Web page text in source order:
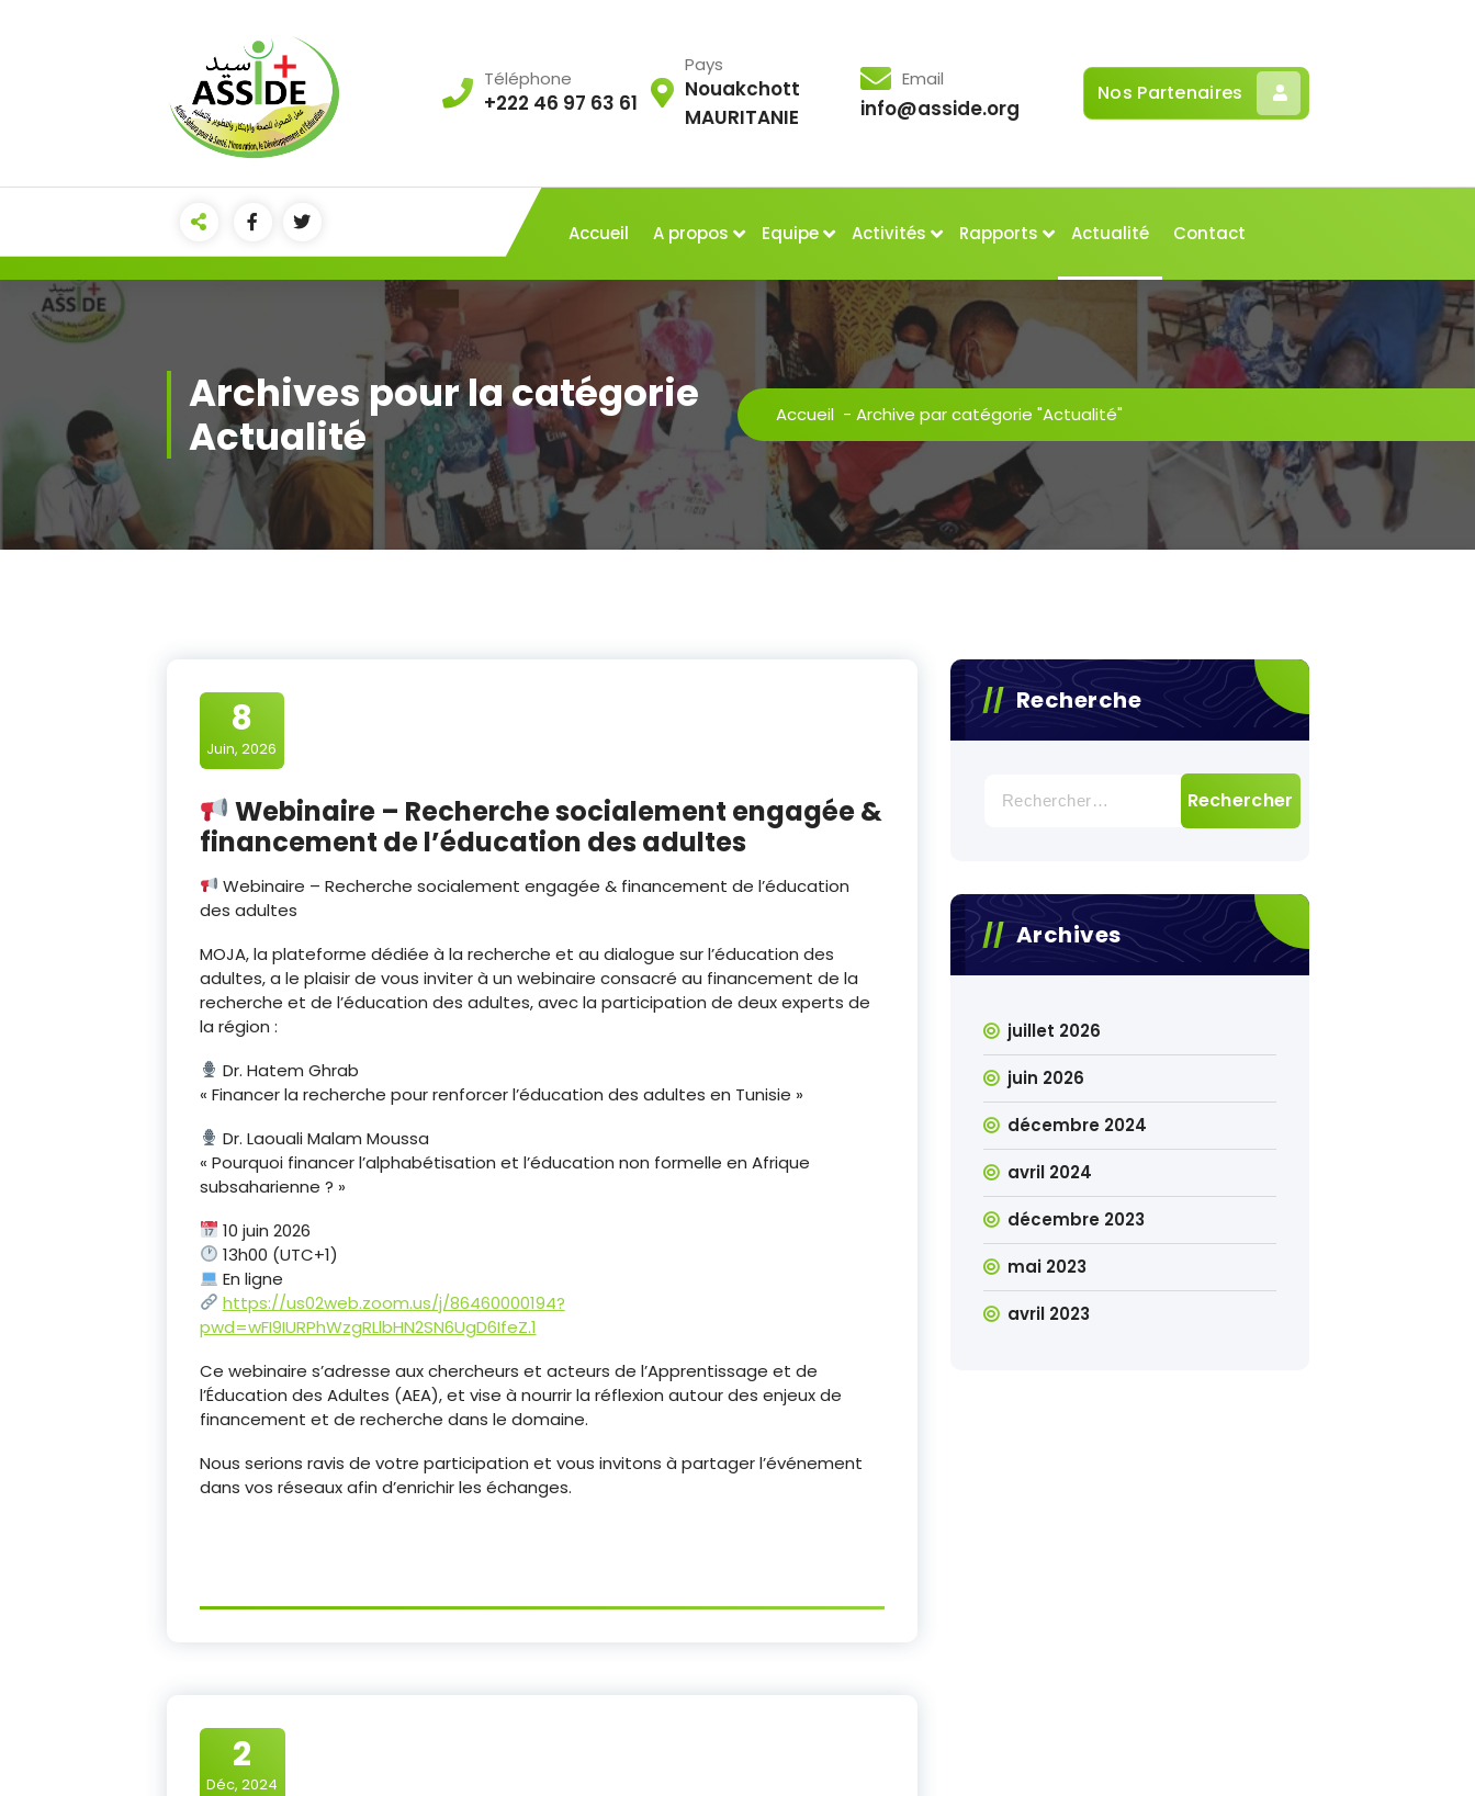
Téléphone
+222 46 97 63 61
Pays
Nouakchott
MAURITANIE
Email
info@asside.org
Nos Partenaires
Accueil A propos Equipe Activités Rapports Actualité Contact
Archives pour la catégorie
Actualité
Accueil - Archive par catégorie "Actualité"
8
Juin, 2026
Webinaire – Recherche socialement engagée &
financement de l’éducation des adultes
Webinaire – Recherche socialement engagée & financement de l’éducation
des adultes
MOJA, la plateforme dédiée à la recherche et au dialogue sur l’éducation des
adultes, a le plaisir de vous inviter à un webinaire consacré au financement de la
recherche et de l’éducation des adultes, avec la participation de deux experts de
la région :
Dr. Hatem Ghrab
« Financer la recherche pour renforcer l’éducation des adultes en Tunisie »
Dr. Laouali Malam Moussa
« Pourquoi financer l’alphabétisation et l’éducation non formelle en Afrique
subsaharienne ? »
10 juin 2026
13h00 (UTC+1)
En ligne
https://us02web.zoom.us/j/86460000194?
pwd=wFI9IURPhWzgRLlbHN2SN6UgD6IfeZ.1
Ce webinaire s’adresse aux chercheurs et acteurs de l’Apprentissage et de
l’Éducation des Adultes (AEA), et vise à nourrir la réflexion autour des enjeux de
financement et de recherche dans le domaine.
Nous serions ravis de votre participation et vous invitons à partager l’événement
dans vos réseaux afin d’enrichir les échanges.
2
Déc, 2024
Recherche
Archives
juillet 2026
juin 2026
décembre 2024
avril 2024
décembre 2023
mai 2023
avril 2023